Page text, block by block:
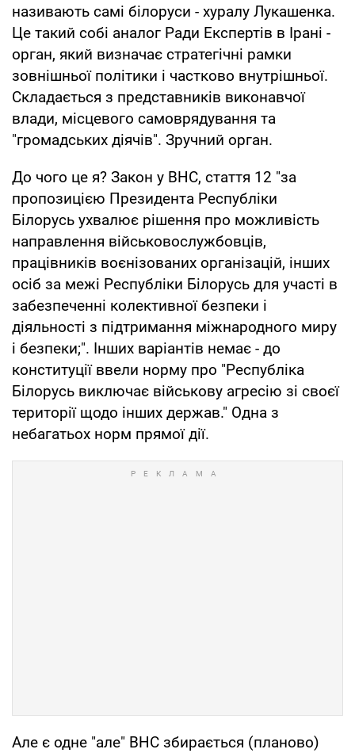
називають самі білоруси - хуралу Лукашенка.
Це такий собі аналог Ради Експертів в Ірані -
орган, який визначає стратегічні рамки
зовнішньої політики і частково внутрішньої.
Складається з представників виконавчої
влади, місцевого самоврядування та
"громадських діячів". Зручний орган.
До чого це я? Закон у ВНС, стаття 12 "за
пропозицією Президента Республіки
Білорусь ухвалює рішення про можливість
направлення військовослужбовців,
працівників воєнізованих організацій, інших
осіб за межі Республіки Білорусь для участі в
забезпеченні колективної безпеки і
діяльності з підтримання міжнародного миру
і безпеки;". Інших варіантів немає - до
конституції ввели норму про "Республіка
Білорусь виключає військову агресію зі своєї
території щодо інших держав." Одна з
небагатьох норм прямої дії.
Але є одне "але" ВНС збирається (планово)